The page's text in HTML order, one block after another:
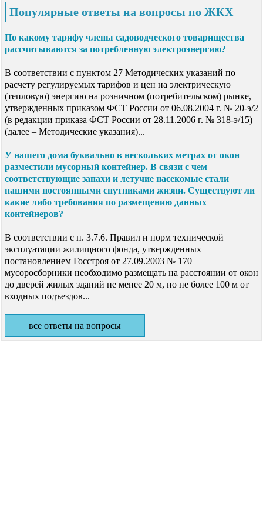
Популярные ответы на вопросы по ЖКХ
По какому тарифу члены садоводческого товарищества
рассчитываются за потребленную электроэнергию?
В соответствии с пунктом 27 Методических указаний по
расчету регулируемых тарифов и цен на электрическую
(тепловую) энергию на розничном (потребительском) рынке,
утвержденных приказом ФСТ России от 06.08.2004 г. № 20-э/2
(в редакции приказа ФСТ России от 28.11.2006 г. № 318-э/15)
(далее – Методические указания)...
У нашего дома буквально в нескольких метрах от окон
разместили мусорный контейнер. В связи с чем
соответствующие запахи и летучие насекомые стали
нашими постоянными спутниками жизни. Существуют ли
какие либо требования по размещению данных
контейнеров?
В соответствии с п. 3.7.6. Правил и норм технической
эксплуатации жилищного фонда, утвержденных
постановлением Госстроя от 27.09.2003 № 170
мусоросборники необходимо размещать на расстоянии от окон
до дверей жилых зданий не менее 20 м, но не более 100 м от
входных подъездов...
все ответы на вопросы